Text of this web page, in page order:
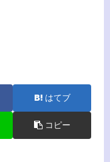
はてブ
コピー